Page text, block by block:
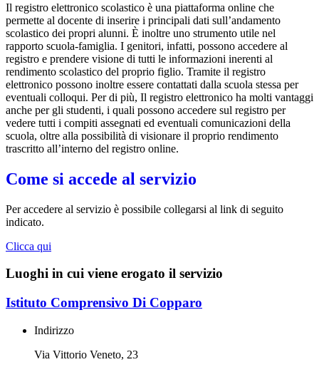
Il registro elettronico scolastico è una piattaforma online che
permette al docente di inserire i principali dati sull’andamento
scolastico dei propri alunni. È inoltre uno strumento utile nel
rapporto scuola-famiglia. I genitori, infatti, possono accedere al
registro e prendere visione di tutti le informazioni inerenti al
rendimento scolastico del proprio figlio. Tramite il registro
elettronico possono inoltre essere contattati dalla scuola stessa per
eventuali colloqui. Per di più, Il registro elettronico ha molti vantaggi
anche per gli studenti, i quali possono accedere sul registro per
vedere tutti i compiti assegnati ed eventuali comunicazioni della
scuola, oltre alla possibilità di visionare il proprio rendimento
trascritto all’interno del registro online.
Come si accede al servizio
Per accedere al servizio è possibile collegarsi al link di seguito
indicato.
Clicca qui
Luoghi in cui viene erogato il servizio
Istituto Comprensivo Di Copparo
Indirizzo
Via Vittorio Veneto, 23